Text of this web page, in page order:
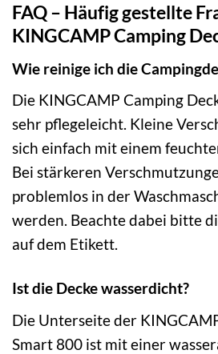
FAQ – Häufig gestellte
KINGCAMP Camping
Wie reinige ich die
Die KINGCAMP Camping
sehr pflegeleicht. Kleine
sich einfach mit einem
Bei stärkeren
problemlos in der
werden. Beachte dabei bitte
auf dem Etikett.
Ist die Decke wasserdicht?
Die Unterseite der
Smart 800 ist mit einer